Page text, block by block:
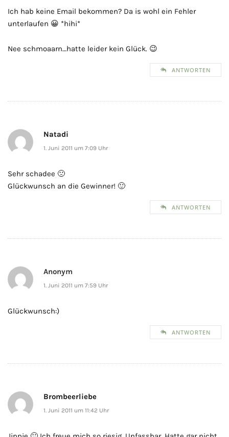
Ich hab keine Email bekommen? Da is wohl ein Fehler
unterlaufen 😀 *hihi*
Nee schmoaarn…hatte leider kein Glück. 😉
ANTWORTEN
Natadi
1. Juni 2011 um 7:09 Uhr
Sehr schadee 🙁
Glückwunsch an die Gewinner! 🙂
ANTWORTEN
Anonym
1. Juni 2011 um 7:59 Uhr
Glückwunsch:)
ANTWORTEN
Brombeerliebe
1. Juni 2011 um 11:42 Uhr